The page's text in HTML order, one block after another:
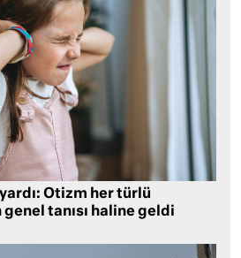
Otizm her türlü
tanısı haline geldi